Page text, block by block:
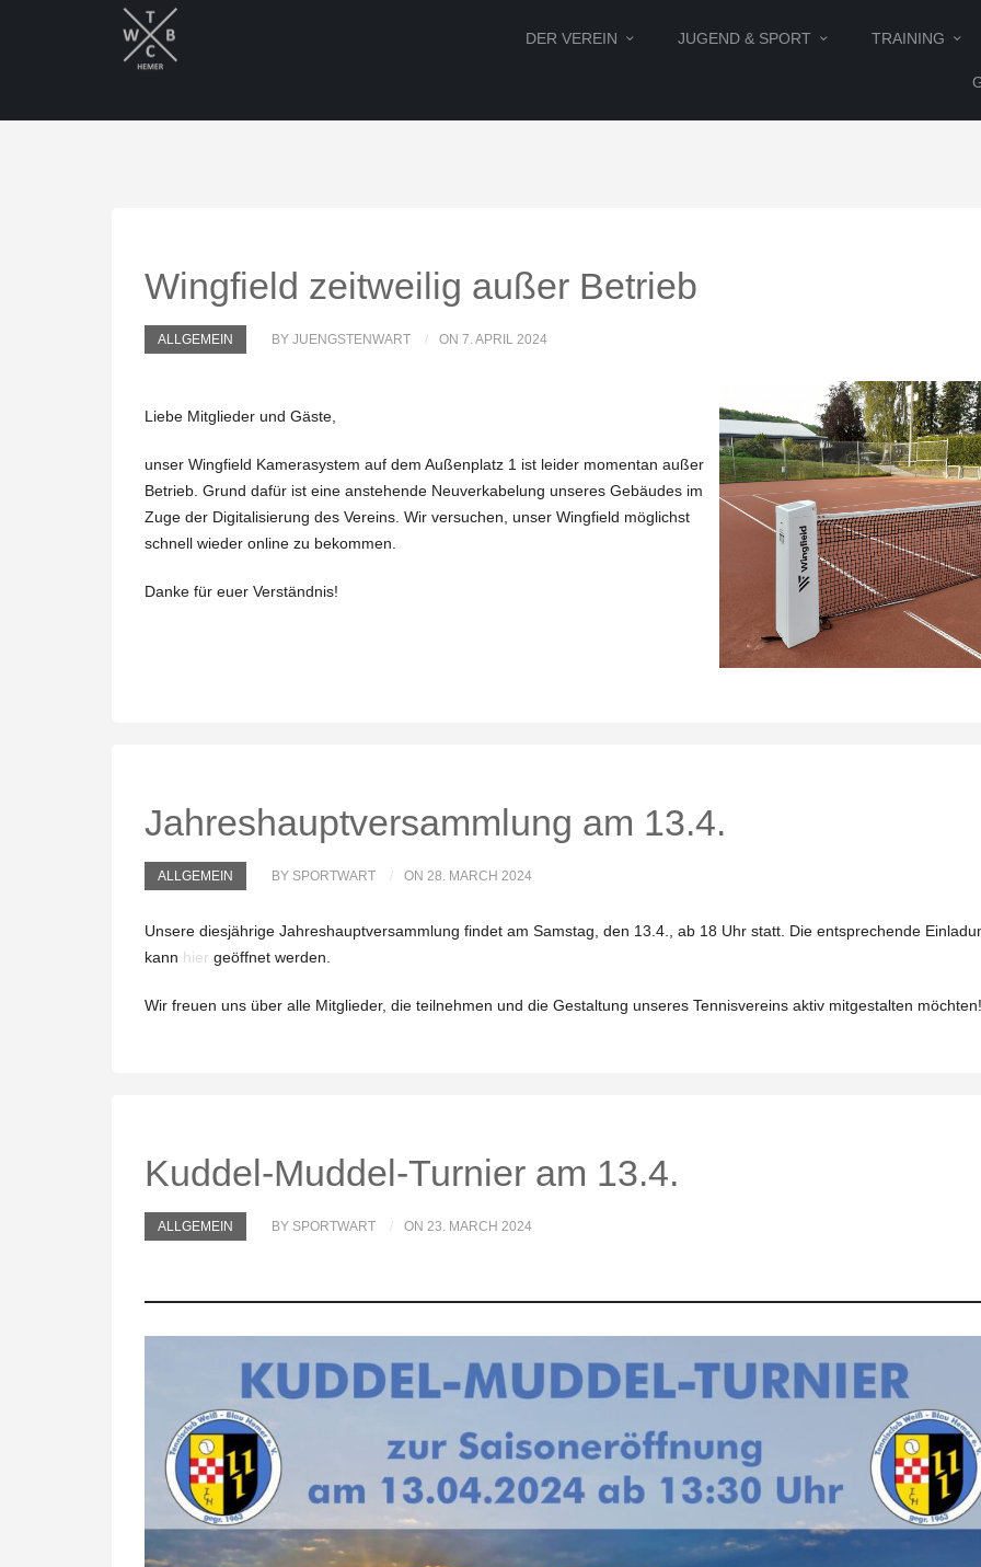
DER VEREIN JUGEND & SPORT TRAINING
Wingfield zeitweilig außer Betrieb
ALLGEMEIN BY JUENGSTENWART ON 7. APRIL 2024
Liebe Mitglieder und Gäste,
unser Wingfield Kamerasystem auf dem Außenplatz 1 ist leider momentan außer
Betrieb. Grund dafür ist eine anstehende Neuverkabelung unseres Gebäudes im
Zuge der Digitalisierung des Vereins. Wir versuchen, unser Wingfield möglichst
schnell wieder online zu bekommen.
Danke für euer Verständnis!
Jahreshauptversammlung am 13.4.
ALLGEMEIN BY SPORTWART ON 28. MARCH 2024
Unsere diesjährige Jahreshauptversammlung findet am Samstag, den 13.4., ab 18 Uhr statt. Die entsprechende
kann hier geöffnet werden.
Wir freuen uns über alle Mitglieder, die teilnehmen und die Gestaltung unseres Tennisvereins aktiv mitgestalten möchten!
Kuddel-Muddel-Turnier am 13.4.
ALLGEMEIN BY SPORTWART ON 23. MARCH 2024